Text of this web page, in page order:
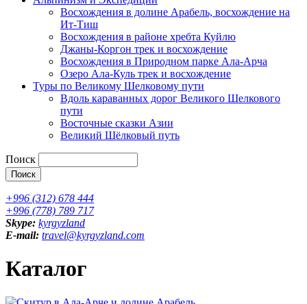
Восхождения в долине Арабель, восхождение на
Ит-Тиш
Восхождения в районе хребта Куйлю
Джаны-Коргон трек и восхождение
Восхождения в Природном парке Ала-Арча
Озеро Ала-Куль трек и восхождение
Туры по Великому Шелковому пути
Вдоль караванных дорог Великого Шелкового
пути
Восточные сказки Азии
Великий Шёлковый путь
Поиск
+996 (312) 678 444
+996 (778) 789 717
Skype: kyrgyzland
E-mail: travel@kyrgyzland.com
Каталог